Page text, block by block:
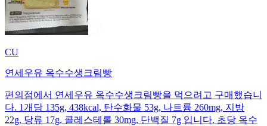
CU
연세우유 옥수수생크림빵
편의점에서 연세우유 옥수수생크림빵을 먹으려고 구매했습니
다. 1개당 135g, 438kcal, 탄수화물 53g, 나트륨 260mg, 지방
22g, 당류 17g, 콜레스테롤 30mg, 단백질 7g 입니다. 초당 옥수